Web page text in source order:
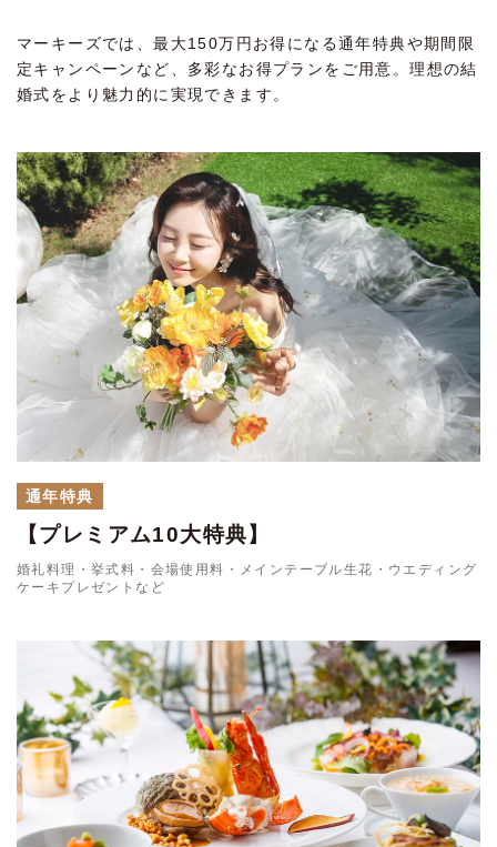
マーキーズでは、最大150万円お得になる通年特典や期間限
定キャンペーンなど、多彩なお得プランをご用意。理想の結
婚式をより魅力的に実現できます。
通年特典
【プレミアム10大特典】
婚礼料理・挙式料・会場使用料・メインテーブル生花・ウエディング
ケーキプレゼントなど